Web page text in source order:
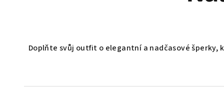
Doplňte svůj outfit o elegantní a nadčasové